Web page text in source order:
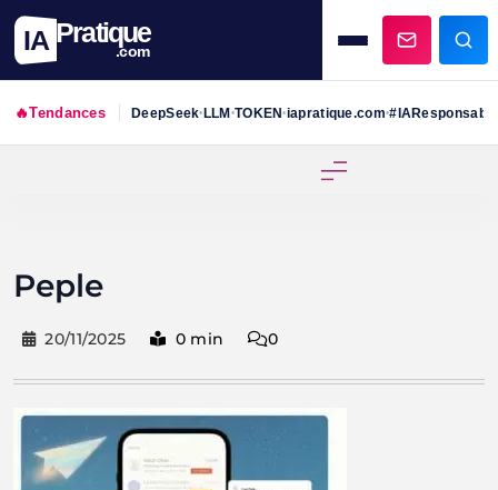
IA Pratique
.com
🔥Tendances DeepSeek•LLM•TOKEN•iapratique.com•#IAResponsable
Peple
20/11/2025 0 min 0